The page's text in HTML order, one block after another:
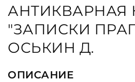
АНТИКВАРНАЯ
"ЗАПИСКИ
ОСЬКИН Д.
ОПИСАНИЕ